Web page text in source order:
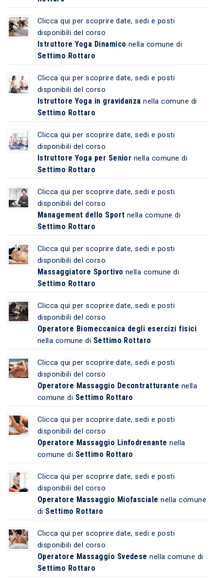
Clicca qui per scoprire date, sedi e posti
disponibili del corso
Istruttore Yoga Dinamico nella comune di
Settimo Rottaro
Clicca qui per scoprire date, sedi e posti
disponibili del corso
Istruttore Yoga in gravidanza nella comune di
Settimo Rottaro
Clicca qui per scoprire date, sedi e posti
disponibili del corso
Istruttore Yoga per Senior nella comune di
Settimo Rottaro
Clicca qui per scoprire date, sedi e posti
disponibili del corso
Management dello Sport nella comune di
Settimo Rottaro
Clicca qui per scoprire date, sedi e posti
disponibili del corso
Massaggiatore Sportivo nella comune di
Settimo Rottaro
Clicca qui per scoprire date, sedi e posti
disponibili del corso
Operatore Biomeccanica degli esercizi fisici
nella comune di Settimo Rottaro
Clicca qui per scoprire date, sedi e posti
disponibili del corso
Operatore Massaggio Decontratturante nella
comune di Settimo Rottaro
Clicca qui per scoprire date, sedi e posti
disponibili del corso
Operatore Massaggio Linfodrenante nella
comune di Settimo Rottaro
Clicca qui per scoprire date, sedi e posti
disponibili del corso
Operatore Massaggio Miofasciale nella comune
di Settimo Rottaro
Clicca qui per scoprire date, sedi e posti
disponibili del corso
Operatore Massaggio Svedese nella comune di
Settimo Rottaro